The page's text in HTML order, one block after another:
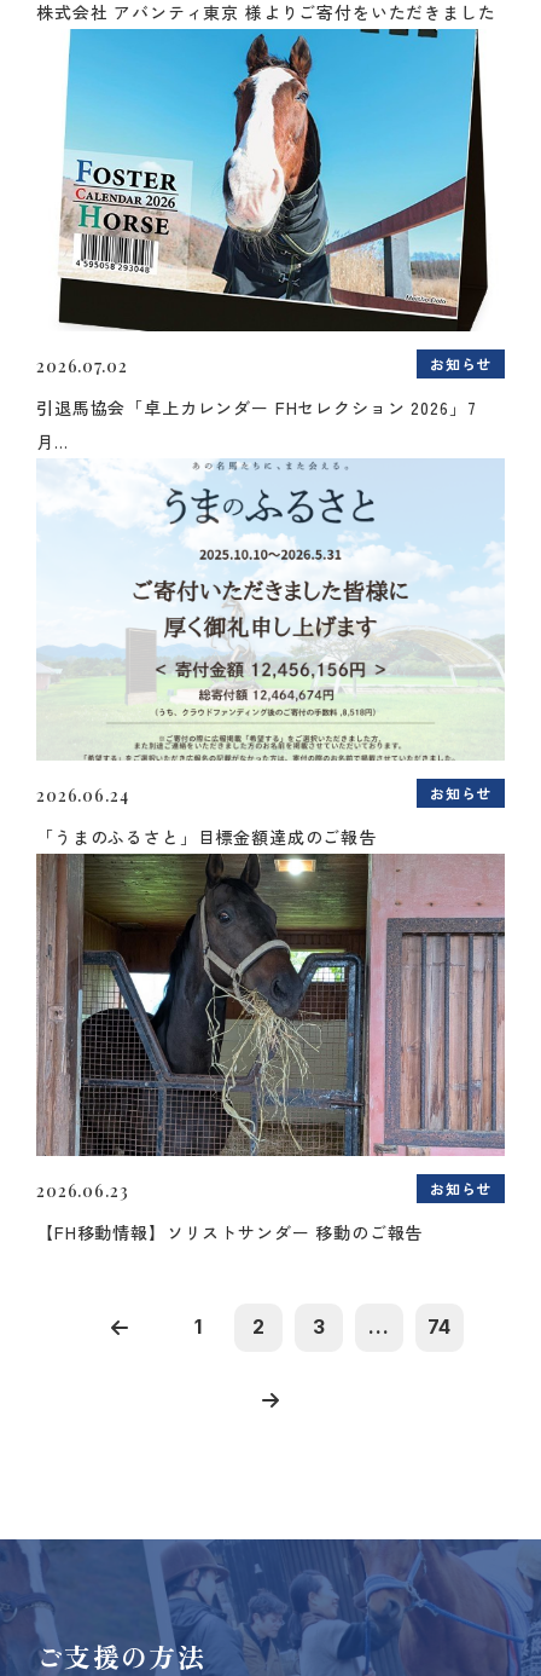
株式会社 アバンティ東京 様よりご寄付をいただきました
2026.07.02 お知らせ
引退馬協会「卓上カレンダー FHセレクション 2026」7
月...
2026.06.24 お知らせ
「うまのふるさと」目標金額達成のご報告
2026.06.23 お知らせ
【FH移動情報】ソリストサンダー 移動のご報告
1 2 3 ... 74
ご支援の方法